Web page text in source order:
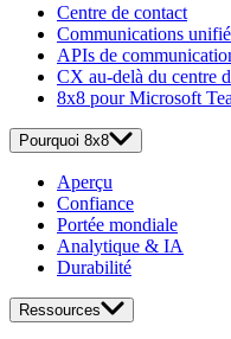
Centre de contact
Communications
APIs de
CX au-delà du centre
8x8 pour Microsoft
Pourquoi 8x8
Aperçu
Confiance
Portée mondiale
Analytique & IA
Durabilité
Ressources